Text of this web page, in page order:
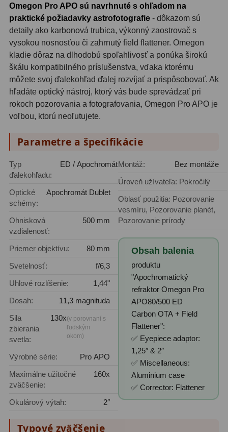
Omegon Pro APO sú navrhnuté s ohľadom na
praktické požiadavky astrofotografie - dôkazom sú
detaily ako karbonová trubica, výkonný zaostrovač s
vysokou nosnosťou či zahrnutý field flattener. Omegon
kladie dôraz na dlhodobú spoľahlivosť a ponúka širokú
škálu kompatibilného príslušenstva, vďaka ktorému
môžete svoj ďalekohľad ďalej rozvíjať a prispôsobovať. Ak
hľadáte optický nástroj, ktorý vás bude sprevádzať pri
rokoch pozorovania a fotografovania, Omegon Pro APO je
voľbou, ktorú neoľutujete.
Parametre a špecifikácie
Typ
ďalekohľadu:
ED / Apochromát
Optické
schémy:
Apochromát Dublet
Ohnisková
vzdialenosť:
500 mm
Priemer objektívu:
80 mm
Svetelnosť:
f/6,3
Uhlové rozlíšenie:
1,44"
Dosah:
11,3 magnituda
Sila
zbierania
svetla:
130x(v porovnaní s
ľudským
okom)
Výrobné série:
Pro APO
Maximálne užitočné
zväčšenie:
160x
Okulárový výtah: 2″
Montáž:
Bez montáže
Úroveň užívateľa: Pokročilý
Oblasť použitia: Pozorovanie
vesmíru, Pozorovanie planét,
Pozorovanie prírody
Obsah balenia
produktu
"Apochromatický
refraktor Omegon Pro
APO80/500 ED
Carbon OTA + Field
Flattener":
✅ Eyepiece adaptor:
1,25″ & 2″
✅ Miscellaneous:
Aluminium case
✅ Corrector: Flattener
Typové zväčšenie